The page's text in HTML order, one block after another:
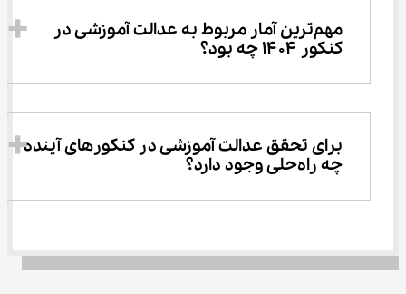
مهم‌ترین آمار مربوط به عدالت آموزشی در
کنکور ۱۴۰۴ چه بود؟
برای تحقق عدالت آموزشی در کنکور‌های آینده
چه راه‌حلی وجود دارد؟